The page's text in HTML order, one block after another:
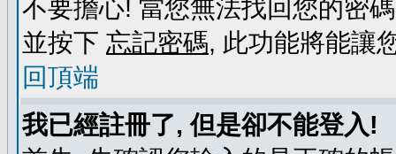
不要擔心! 當您無法找回您的密
並按下 忘記密碼, 此功能將能讓
回頂端
我已經註冊了, 但是卻不能登入!